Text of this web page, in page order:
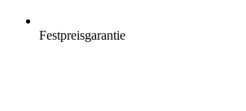
Festpreisgarantie